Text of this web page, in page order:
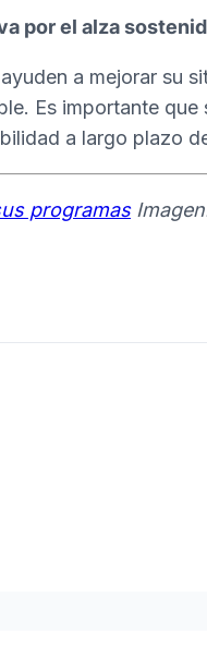
por el alza
a mejorar su
Es importante
a largo plazo
programas